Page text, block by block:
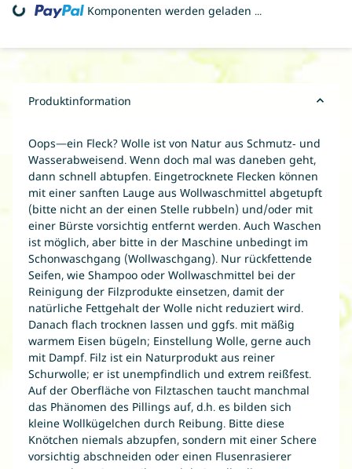
Komponenten werden geladen ...
Produktinformation
Oops—ein Fleck? Wolle ist von Natur aus Schmutz- und
Wasserabweisend. Wenn doch mal was daneben geht,
dann schnell abtupfen. Eingetrocknete Flecken können
mit einer sanften Lauge aus Wollwaschmittel abgetupft
(bitte nicht an der einen Stelle rubbeln) und/oder mit
einer Bürste vorsichtig entfernt werden. Auch Waschen
ist möglich, aber bitte in der Maschine unbedingt im
Schonwaschgang (Wollwaschgang). Nur rückfettende
Seifen, wie Shampoo oder Wollwaschmittel bei der
Reinigung der Filzprodukte einsetzen, damit der
natürliche Fettgehalt der Wolle nicht reduziert wird.
Danach flach trocknen lassen und ggfs. mit mäßig
warmem Eisen bügeln; Einstellung Wolle, gerne auch
mit Dampf. Filz ist ein Naturprodukt aus reiner
Schurwolle; er ist unempfindlich und extrem reißfest.
Auf der Oberfläche von Filztaschen taucht manchmal
das Phänomen des Pillings auf, d.h. es bilden sich
kleine Wollkügelchen durch Reibung. Bitte diese
Knötchen niemals abzupfen, sondern mit einer Schere
vorsichtig abschneiden oder einen Flusenrasierer